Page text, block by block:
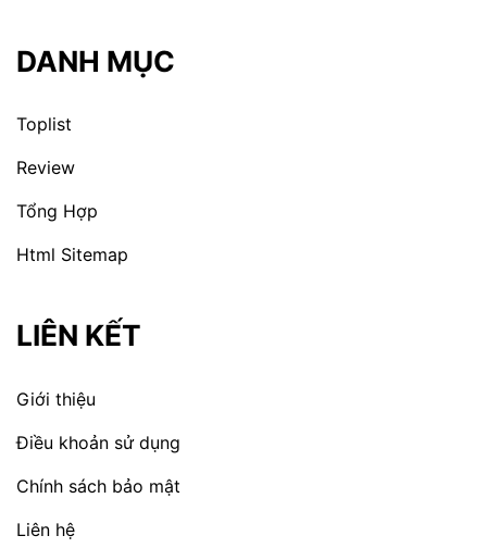
DANH MỤC
Toplist
Review
Tổng Hợp
Html Sitemap
LIÊN KẾT
Giới thiệu
Điều khoản sử dụng
Chính sách bảo mật
Liên hệ